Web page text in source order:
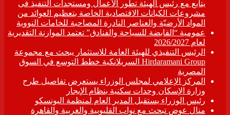
يتابع مع رئيس الهيئة تطور الأعمال ومستجدات التنفيذ فى
مشروعات الكيانات الاقتصادية الخاصة بتعظيم العوائد من
المواد الأرضيّة والعناصر النادرة المصاحبة للخامات النووية
عمومية “القابضة للسياحة والفنادق” تعتمد الموازنة التقديرية
لعام 2026/2027
الرئيس التنفيذي للهيئة العامة للاستثمار يبحث مع مجموعة
Hirdaramani Group السريلانكية خطط التوسع في السوق
المصرية
المركز الإعلامي لمجلس الوزراء يستعرض تفاصيل طرح
وزارة الإسكان وحدات سكنية بنظام الإيجار
رئيس الوزراء يستقبل المدير العام لمنظمة اليونسكو
منال عوض تبحث مع نواب القليوبية والغربية والقاهرة